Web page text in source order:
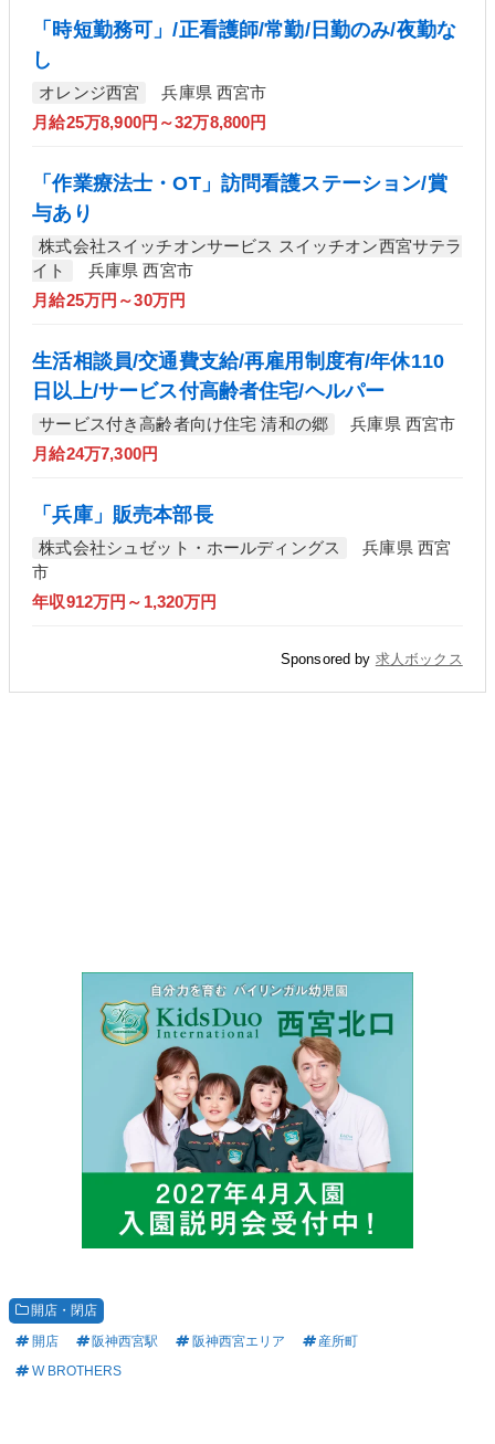
「時短勤務可」/正看護師/常勤/日勤のみ/夜勤な
し
オレンジ西宮
兵庫県 西宮市
月給25万8,900円～32万8,800円
「作業療法士・OT」訪問看護ステーション/賞
与あり
株式会社スイッチオンサービス スイッチオン西宮サテラ
イト
兵庫県 西宮市
月給25万円～30万円
生活相談員/交通費支給/再雇用制度有/年休110
日以上/サービス付高齢者住宅/ヘルパー
サービス付き高齢者向け住宅 清和の郷
兵庫県 西宮市
月給24万7,300円
「兵庫」販売本部長
株式会社シュゼット・ホールディングス
兵庫県 西宮
市
年収912万円～1,320万円
Sponsored by 求人ボックス
開店・閉店
開店
阪神西宮駅 阪神西宮エリア
産所町
W BROTHERS